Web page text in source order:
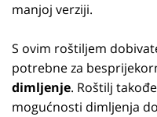
manjoj verziji.
S ovim roštiljem
potrebne za
dimljenje. Roštilj
mogućnosti dimljenja